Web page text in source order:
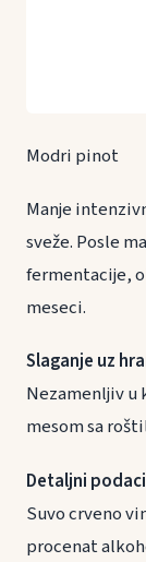
Modri pinot
Manje
sveže. Posle
fermentacije,
meseci.
Slaganje
Nezamenljiv u
mesom sa
Detaljni podaci
Suvo crveno
procenat